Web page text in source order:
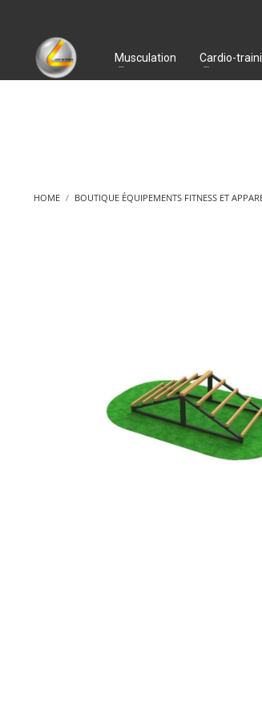
Musculation Cardio-
HOME BOUTIQUE ÉQUIPEMENTS FITNESS ET